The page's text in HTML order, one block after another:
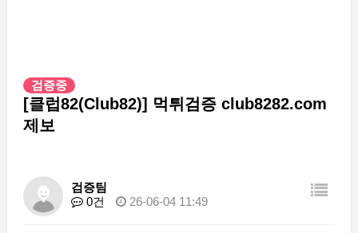
검증중
[클럽82(Club82)] 먹튀검증 club8282.com
제보
검증팀
0건
26-06-04 11:49